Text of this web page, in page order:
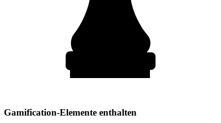
Gamification-Elemente enthalten